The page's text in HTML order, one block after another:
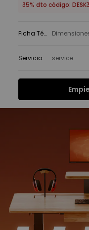
35% dto código:
Ficha Técnica :
Servicio: service
Ficha
Funciones